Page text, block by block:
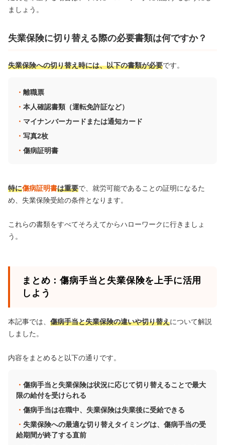
ましょう。
失業保険に切り替える際の必要書類は何ですか？
失業保険への切り替え時には、以下の書類が必要です。
離職票
本人確認書類（運転免許証など）
マイナンバーカードまたは通知カード
写真2枚
傷病証明書
特に傷病証明書は重要で、就労可能であることの証明になるた
め、失業保険受給の条件となります。
これらの書類をすべてそろえてからハローワークに行きましょ
う。
まとめ：傷病手当と失業保険を上手に活用
しよう
本記事では、 傷病手当と失業保険の違いや切り替えについて解説
しました。
内容をまとめると以下の通りです。
傷病手当と失業保険は状況に応じて切り替えることで最大
限の給付を受けられる
傷病手当は在職中、失業保険は失業後に受給できる
失業保険への最適な切り替えタイミングは、傷病手当の受
給期間が終了する直前